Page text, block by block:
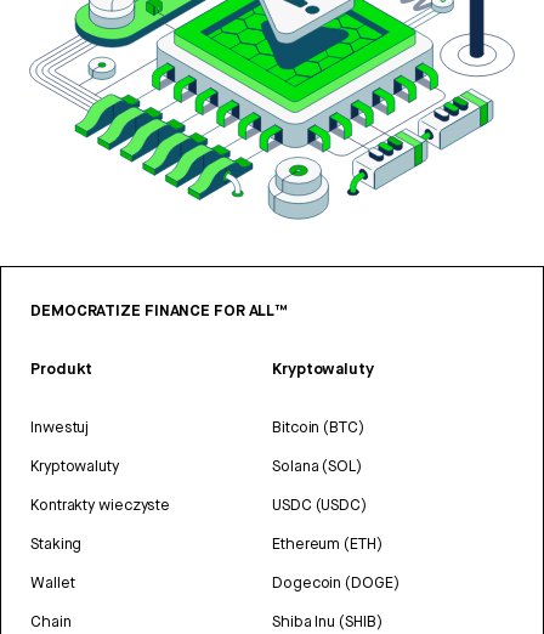
DEMOCRATIZE FINANCE FOR ALL™
Produkt
Inwestuj
Kryptowaluty
Kontrakty wieczyste
Staking
Wallet
Chain
Kryptowaluty
Bitcoin (BTC)
Solana (SOL)
USDC (USDC)
Ethereum (ETH)
Dogecoin (DOGE)
Shiba Inu (SHIB)